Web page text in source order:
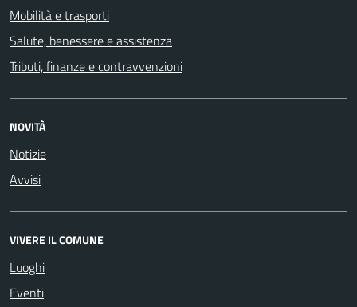
Mobilità e trasporti
Salute, benessere e assistenza
Tributi, finanze e contravvenzioni
NOVITÀ
Notizie
Avvisi
VIVERE IL COMUNE
Luoghi
Eventi